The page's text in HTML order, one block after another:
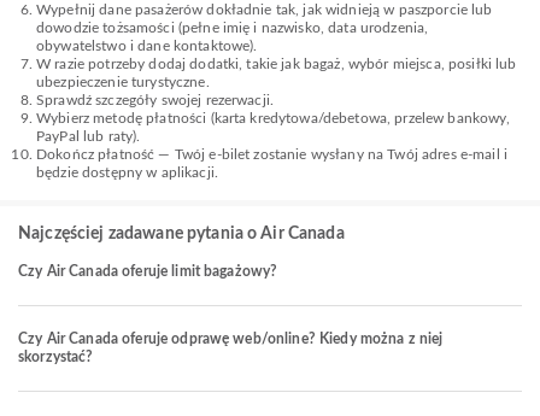
Wypełnij dane pasażerów dokładnie tak, jak widnieją w paszporcie lub
dowodzie tożsamości (pełne imię i nazwisko, data urodzenia,
obywatelstwo i dane kontaktowe).
W razie potrzeby dodaj dodatki, takie jak bagaż, wybór miejsca, posiłki lub
ubezpieczenie turystyczne.
Sprawdź szczegóły swojej rezerwacji.
Wybierz metodę płatności (karta kredytowa/debetowa, przelew bankowy,
PayPal lub raty).
Dokończ płatność — Twój e-bilet zostanie wysłany na Twój adres e-mail i
będzie dostępny w aplikacji.
Najczęściej zadawane pytania o Air Canada
Czy Air Canada oferuje limit bagażowy?
Czy Air Canada oferuje odprawę web/online? Kiedy można z niej
skorzystać?